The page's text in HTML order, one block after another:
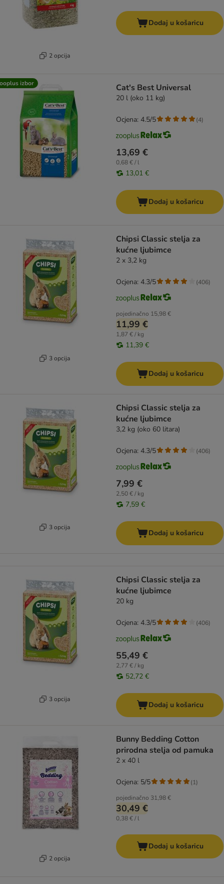
2 opcija
Dodaj u košaricu
izbor Cat's Best Universal
20 l (oko 11 kg)
13,69 €
0,68 € / l
13,01 €
Ocjena: 4.5/5 (4)
Dodaj u košaricu
3 opcija
Chipsi Classic stelja za
kućne ljubimce
2 x 3,2 kg
pojedinačno 15,98 €
11,99 €
1,87 € / kg
11,39 €
Ocjena: 4.3/5 (406)
Dodaj u košaricu
3 opcija
Chipsi Classic stelja za
kućne ljubimce
3,2 kg (oko 60 litara)
7,99 €
2,50 € / kg
7,59 €
Ocjena: 4.3/5 (406)
Dodaj u košaricu
3 opcija
Chipsi Classic stelja za
kućne ljubimce
20 kg
55,49 €
2,77 € / kg
52,72 €
Ocjena: 4.3/5 (406)
Dodaj u košaricu
2 opcija
Bunny Bedding Cotton
prirodna stelja od pamuka
2 x 40 l
pojedinačno 31,98 €
30,49 €
0,38 € / l
Ocjena: 5/5 (1)
Dodaj u košaricu